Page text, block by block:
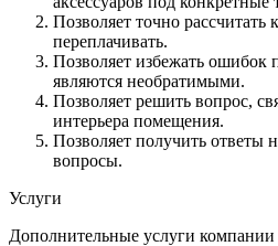
Позволяет точно рассчитать
переплачивать.
Позволяет избежать ошибок
являются необратимыми.
Позволяет решить вопрос,
интерьера помещения.
Позволяет получить ответы
вопросы.
Услуги
Дополнительные услуги